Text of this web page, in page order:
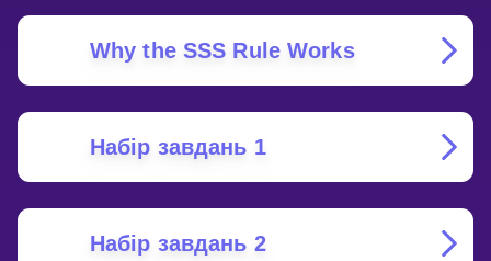
Why the SSS Rule Works
Набір завдань 1
Набір завдань 2